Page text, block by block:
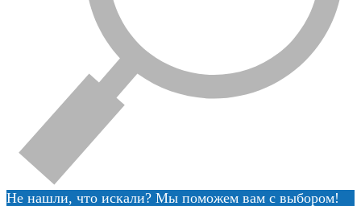
Не нашли, что искали? Мы поможем вам с выбором!